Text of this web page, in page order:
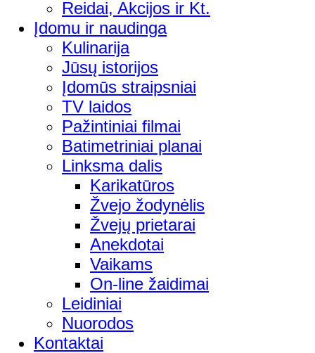
Reidai, Akcijos ir Kt.
Įdomu ir naudinga
Kulinarija
Jūsų istorijos
Įdomūs straipsniai
TV laidos
Pažintiniai filmai
Batimetriniai planai
Linksma dalis
Karikatūros
Žvejo žodynėlis
Žvejų prietarai
Anekdotai
Vaikams
On-line žaidimai
Leidiniai
Nuorodos
Kontaktai